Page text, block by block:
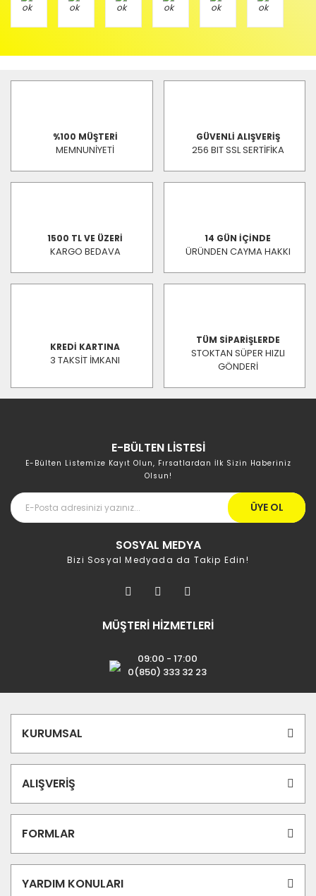
%100 MÜŞTERİ
MEMNUNİYETİ
GÜVENLİ ALIŞVERİŞ
256 BIT SSL SERTİFİKA
1500 TL VE ÜZERİ
KARGO BEDAVA
14 GÜN İÇİNDE
ÜRÜNDEN CAYMA HAKKI
KREDİ KARTINA
3 TAKSİT İMKANI
TÜM SİPARİŞLERDE
STOKTAN SÜPER HIZLI
GÖNDERİ
E-BÜLTEN LİSTESİ
E-Bülten Listemize Kayıt Olun, Fırsatlardan İlk Sizin Haberiniz
Olsun!
ÜYE OL
SOSYAL MEDYA
Bizi Sosyal Medyada da Takip Edin!
MÜŞTERİ HİZMETLERİ
09:00 - 17:00
0(850) 333 32 23
KURUMSAL
ALIŞVERİŞ
FORMLAR
YARDIM KONULARI